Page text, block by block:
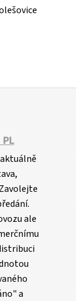
ale
a